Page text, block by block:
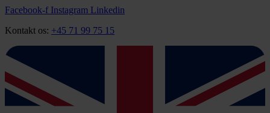
Videre
indhold
Facebook-f Instagram Linkedin
Kontakt os: +45 71 99 75 15